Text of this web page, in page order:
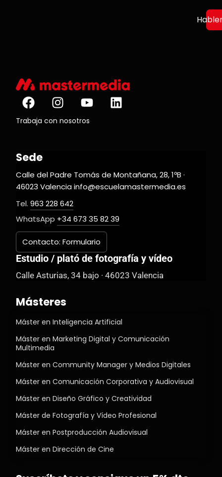
Trabaja con nosotros
Sede
Calle del Padre Tomás de Montañana, 28, 1ºB ·
46023 Valencia info@escuelamastermedia.es
Tel. 963 228 642
WhatsApp +34 673 35 82 39
Contacto: Formulario
Estudio / plató de fotografía y vídeo
Calle Asturias, 34 bajo · 46023 Valencia
Másteres
Máster en Inteligencia Artificial
Máster en Marketing Digital y Comunicación
Multimedia
Máster en Community Manager y Medios Digitales
Máster en Comunicación Corporativa y Audiovisual
Máster en Diseño Gráfico y Creatividad
Máster de Fotografía y Vídeo Profesional
Máster en Postproducción Audiovisual
Máster en Dirección de Cine